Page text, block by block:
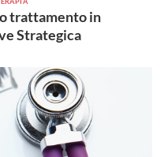
trattamento in
Strategica